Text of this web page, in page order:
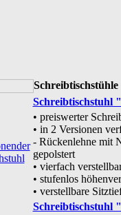
Schreibtischstühle
Schreibtischstuhl
• preiswerter
• in 2 Versionen
- Rückenlehne mit
gepolstert
• vierfach
• stufenlos
• verstellbare
Schreibtischstuhl